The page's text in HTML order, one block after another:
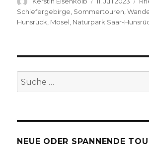
am
Schiefergebirge, Sommertouren,
Hunsrück, Mosel, Naturpark Saar-
Suche
nach:
NEUE ODER SPANNENDE